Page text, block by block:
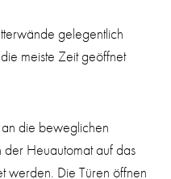
gelegentlich
meiste Zeit geöffnet
die beweglichen
der Heuautomat auf das
werden. Die Türen öffnen